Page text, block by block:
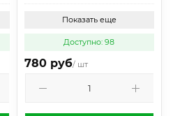
Показать еще
Доступно: 98
780 руб/ шт